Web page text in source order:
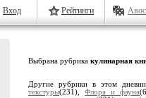
Вход Рейтинги
Выбрана рубрика кулинарная
Другие рубрики в этом
текстуры(231), Флора и фауна